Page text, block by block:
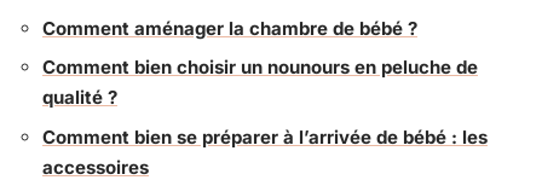
Comment aménager la chambre de bébé ?
Comment bien choisir un nounours en peluche de
qualité ?
Comment bien se préparer à l’arrivée de bébé : les
accessoires